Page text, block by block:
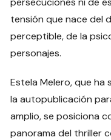
tensión que nace del
perceptible, de la
personajes.
Estela Melero, que ha
la autopublicación
amplio, se posiciona
panorama del thriller